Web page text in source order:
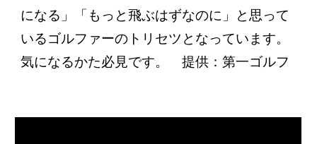
になる」「もっと飛ぶはずなのに」と思って
いるゴルファーのトリセツとなっています。
気になるかた必見です。 提供：第一ゴルフ